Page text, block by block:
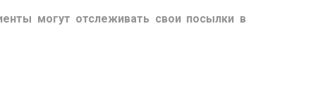
могут отслеживать свои посылки в